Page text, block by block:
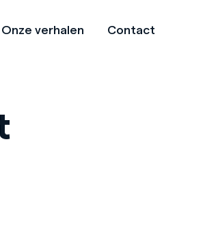
Onze verhalen Contact